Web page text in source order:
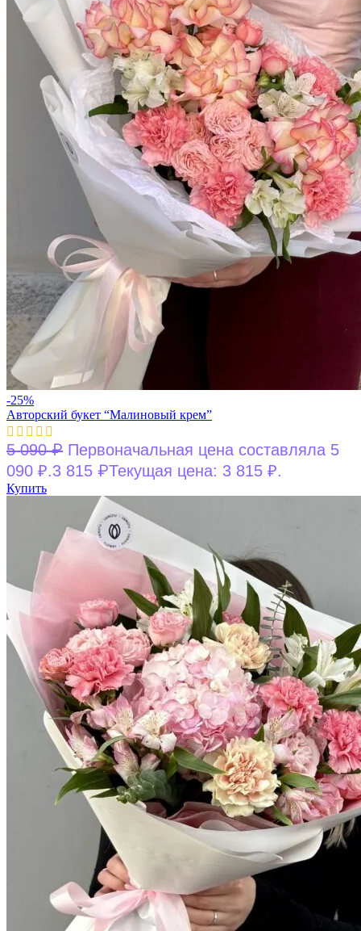
-25%
Авторский букет “Малиновый крем”
5 090₽ Первоначальная цена составляла 5
090 ₽.3 815 ₽Текущая цена: 3 815 ₽.
Купить